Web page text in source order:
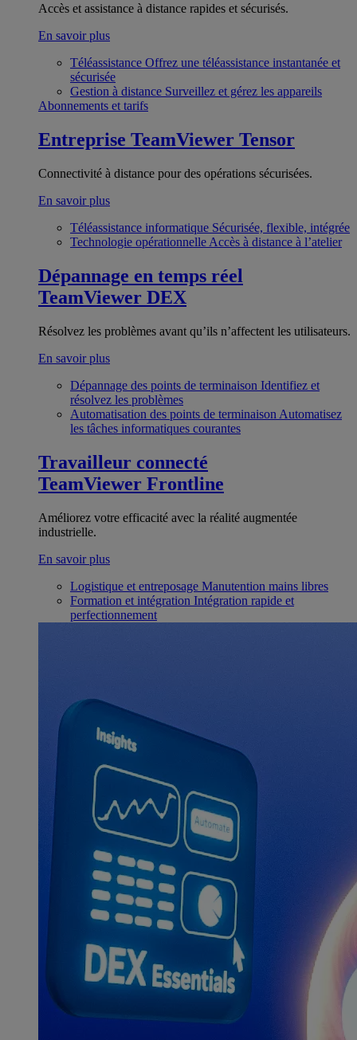
Accès et assistance à distance rapides et sécurisés.
En savoir plus
Téléassistance Offrez une téléassistance instantanée et
sécurisée
Gestion à distance Surveillez et gérez les appareils
Abonnements et tarifs
Entreprise TeamViewer Tensor
Connectivité à distance pour des opérations sécurisées.
En savoir plus
Téléassistance informatique Sécurisée, flexible, intégrée
Technologie opérationnelle Accès à distance à l’atelier
Dépannage en temps réel
TeamViewer DEX
Résolvez les problèmes avant qu’ils n’affectent les utilisateurs.
En savoir plus
Dépannage des points de terminaison Identifiez et
résolvez les problèmes
Automatisation des points de terminaison Automatisez
les tâches informatiques courantes
Travailleur connecté
TeamViewer Frontline
Améliorez votre efficacité avec la réalité augmentée
industrielle.
En savoir plus
Logistique et entreposage Manutention mains libres
Formation et intégration Intégration rapide et
perfectionnement